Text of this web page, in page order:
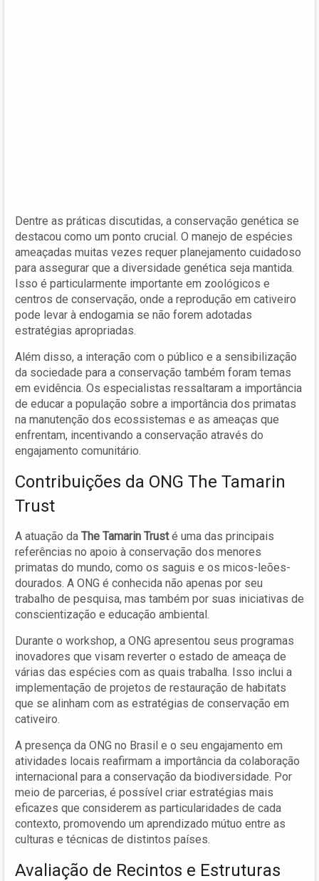
Dentre as práticas discutidas, a conservação genética se
destacou como um ponto crucial. O manejo de espécies
ameaçadas muitas vezes requer planejamento cuidadoso
para assegurar que a diversidade genética seja mantida.
Isso é particularmente importante em zoológicos e
centros de conservação, onde a reprodução em cativeiro
pode levar à endogamia se não forem adotadas
estratégias apropriadas.
Além disso, a interação com o público e a sensibilização
da sociedade para a conservação também foram temas
em evidência. Os especialistas ressaltaram a importância
de educar a população sobre a importância dos primatas
na manutenção dos ecossistemas e as ameaças que
enfrentam, incentivando a conservação através do
engajamento comunitário.
Contribuições da ONG The Tamarin
Trust
A atuação da The Tamarin Trusté uma das principais
referências no apoio à conservação dos menores
primatas do mundo, como os saguis e os micos-leões-
dourados. A ONG é conhecida não apenas por seu
trabalho de pesquisa, mas também por suas iniciativas de
conscientização e educação ambiental.
Durante o workshop, a ONG apresentou seus programas
inovadores que visam reverter o estado de ameaça de
várias das espécies com as quais trabalha. Isso inclui a
implementação de projetos de restauração de habitats
que se alinham com as estratégias de conservação em
cativeiro.
A presença da ONG no Brasil e o seu engajamento em
atividades locais reafirmam a importância da colaboração
internacional para a conservação da biodiversidade. Por
meio de parcerias, é possível criar estratégias mais
eficazes que considerem as particularidades de cada
contexto, promovendo um aprendizado mútuo entre as
culturas e técnicas de distintos países.
Avaliação de Recintos e Estruturas